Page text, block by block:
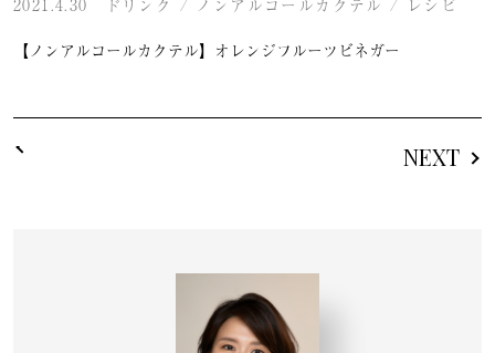
2021.4.30 ドリンク / ノンアルコールカクテル / レシピ
【ノンアルコールカクテル】オレンジフルーツビネガー
NEXT